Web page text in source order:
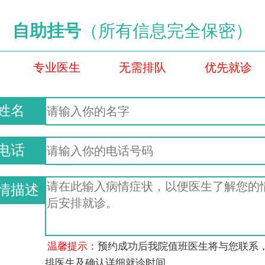
自助挂号 （所有信息完全保密）
专业医生 无需排队 优先就诊
名
话
描述
温馨提示：预约成功后我院值班医生将与您联系